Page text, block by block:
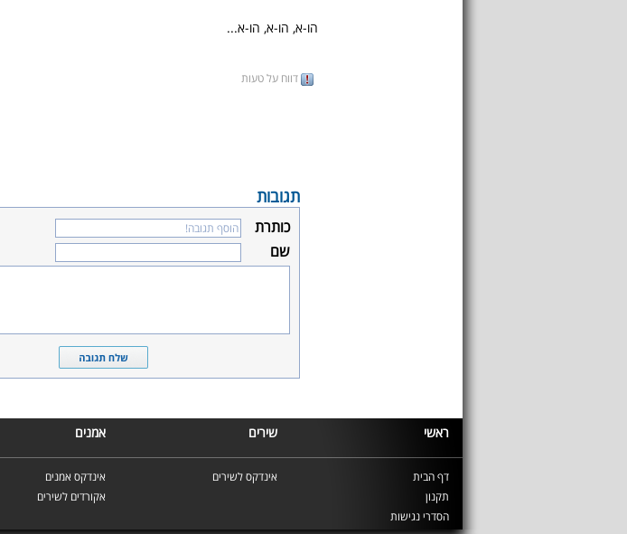
הו-א, הו-א, הו-א...
דווח על טעות
תגובות
כותרת
שם
ראשי שירים אמנים
דף הבית
תקנון
הסדרי נגישות
אינדקס לשירים
אינדקס אמנים
אקורדים לשירים